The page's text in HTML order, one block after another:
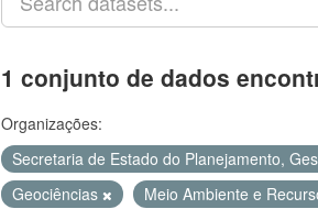
1 conjunto de dados
Organizações:
Secretaria de Estado do Planejamento,
Geociências
Meio Ambiente e